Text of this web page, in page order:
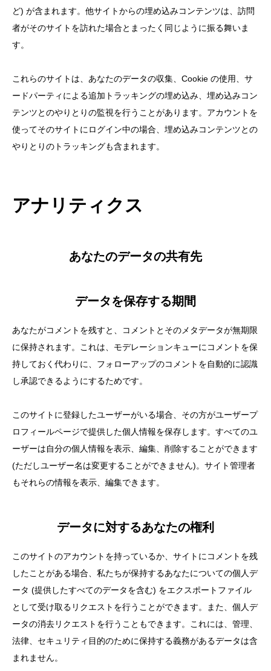
ど) が含まれます。他サイトからの埋め込みコンテンツは、訪問
者がそのサイトを訪れた場合とまったく同じように振る舞いま
す。
これらのサイトは、あなたのデータの収集、Cookie の使用、サ
ードパーティによる追加トラッキングの埋め込み、埋め込みコン
テンツとのやりとりの監視を行うことがあります。アカウントを
使ってそのサイトにログイン中の場合、埋め込みコンテンツとの
やりとりのトラッキングも含まれます。
アナリティクス
あなたのデータの共有先
データを保存する期間
あなたがコメントを残すと、コメントとそのメタデータが無期限
に保持されます。これは、モデレーションキューにコメントを保
持しておく代わりに、フォローアップのコメントを自動的に認識
し承認できるようにするためです。
このサイトに登録したユーザーがいる場合、その方がユーザープ
ロフィールページで提供した個人情報を保存します。すべてのユ
ーザーは自分の個人情報を表示、編集、削除することができます
(ただしユーザー名は変更することができません)。サイト管理者
もそれらの情報を表示、編集できます。
データに対するあなたの権利
このサイトのアカウントを持っているか、サイトにコメントを残
したことがある場合、私たちが保持するあなたについての個人デ
ータ (提供したすべてのデータを含む) をエクスポートファイル
として受け取るリクエストを行うことができます。また、個人デ
ータの消去リクエストを行うこともできます。これには、管理、
法律、セキュリティ目的のために保持する義務があるデータは含
まれません。